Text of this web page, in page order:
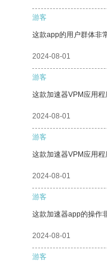
游客
这款app的用户群体非
2024-08-01
游客
这款加速器VPM应用程
2024-08-01
游客
这款加速器VPM应用
2024-08-01
游客
这款加速器app的操作
2024-08-01
游客